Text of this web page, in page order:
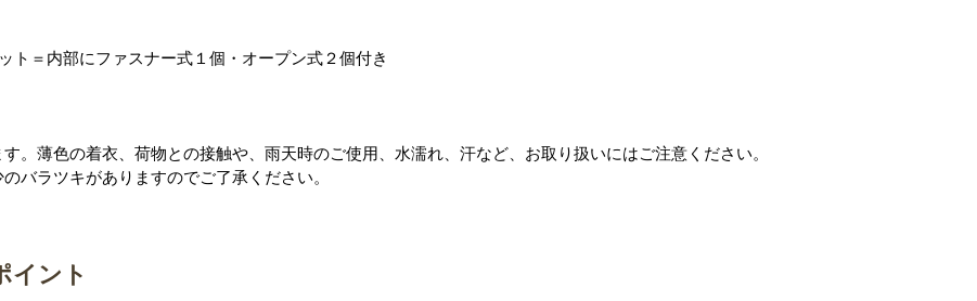
ト＝内部にファスナー式１個・オープン式２個付き
。薄色の着衣、荷物との接触や、雨天時のご使用、水濡れ、汗など、お取り扱いにはご注意ください。
バラツキがありますのでご了承ください。
イント